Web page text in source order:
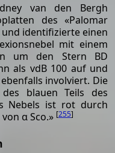
van den Bergh
des «Palomar
und identifizierte einen
mit einem
um den Stern BD
als vdB 100 auf und
involviert. Die
blauen Teils des
Nebels ist rot durch
α Sco.» [255]